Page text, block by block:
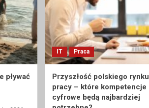
pływać
IT Praca
Przyszłość polskiego rynku
pracy – które kompetencje
cyfrowe będą najbardziej